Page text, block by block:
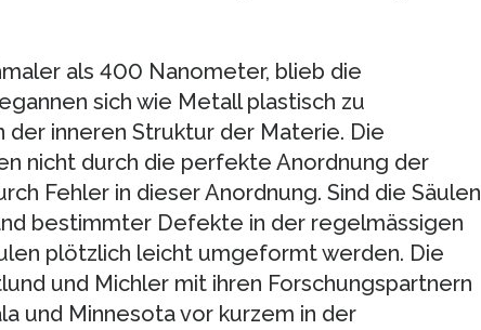
als 400 Nanometer, blieb die
sich wie Metall plastisch zu
inneren Struktur der Materie. Die
nicht durch die perfekte Anordnung der
Fehler in dieser Anordnung. Sind die Säulen
bestimmter Defekte in der regelmässigen
plötzlich leicht umgeformt werden. Die
und Michler mit ihren Forschungspartnern
und Minnesota vor kurzem in der